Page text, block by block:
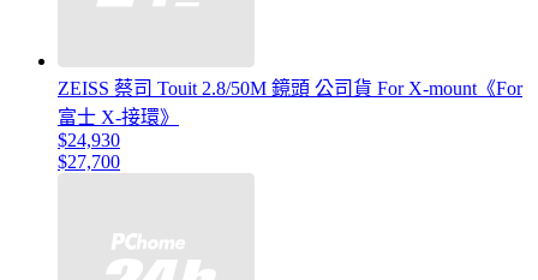
ZEISS 蔡司 Touit 2.8/50M 鏡頭 公司貨 For X-mount《For
富士 X-接環》
$24,930
$27,700